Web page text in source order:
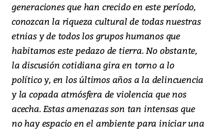
generaciones que han crecido en este período,
conozcan la riqueza cultural de todas nuestras
etnias y de todos los grupos humanos que
habitamos este pedazo de tierra. No obstante,
la discusión cotidiana gira en torno a lo
político y, en los últimos años a la delincuencia
y la copada atmósfera de violencia que nos
acecha. Estas amenazas son tan intensas que
no hay espacio en el ambiente para iniciar una